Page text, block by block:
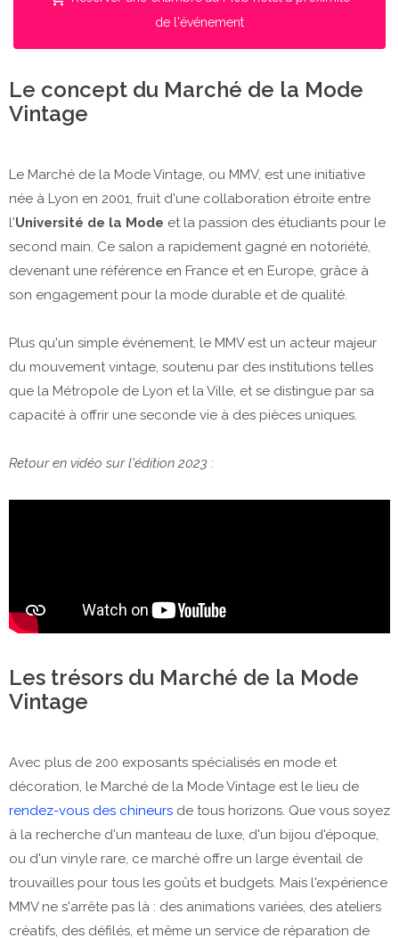
de l'événement
Le concept du Marché de la Mode
Vintage
Le Marché de la Mode Vintage, ou MMV, est une initiative
née à Lyon en 2001, fruit d'une collaboration étroite entre
l'Université de la Mode et la passion des étudiants pour le
second main. Ce salon a rapidement gagné en notoriété,
devenant une référence en France et en Europe, grâce à
son engagement pour la mode durable et de qualité.
Plus qu'un simple événement, le MMV est un acteur majeur
du mouvement vintage, soutenu par des institutions telles
que la Métropole de Lyon et la Ville, et se distingue par sa
capacité à offrir une seconde vie à des pièces uniques.
Retour en vidéo sur l'édition 2023 :
Les trésors du Marché de la Mode
Vintage
Avec plus de 200 exposants spécialisés en mode et
décoration, le Marché de la Mode Vintage est le lieu de
rendez-vous des chineurs de tous horizons. Que vous soyez
à la recherche d'un manteau de luxe, d'un bijou d'époque,
ou d'un vinyle rare, ce marché offre un large éventail de
trouvailles pour tous les goûts et budgets. Mais l'expérience
MMV ne s'arrête pas là : des animations variées, des ateliers
créatifs, des défilés, et même un service de réparation de